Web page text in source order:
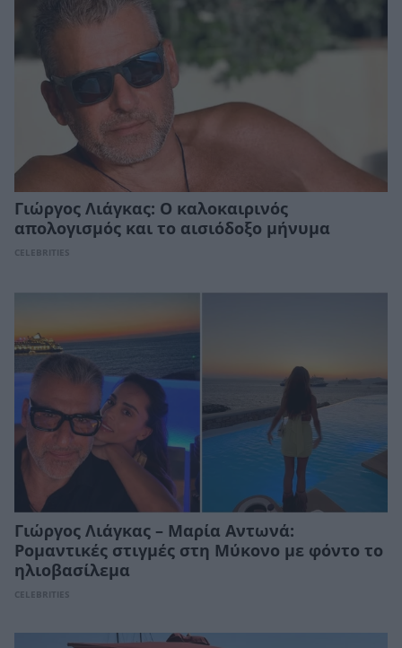
Γιώργος Λιάγκας: Ο καλοκαιρινός
απολογισμός και το αισιόδοξο μήνυμα
CELEBRITIES
Γιώργος Λιάγκας – Μαρία Αντωνά:
Ρομαντικές στιγμές στη Μύκονο με φόντο το
ηλιοβασίλεμα
CELEBRITIES